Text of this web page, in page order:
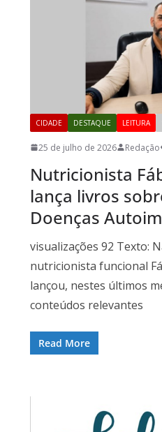
CIDADE DESTAQUE LEITURA
25 de julho de 2026 Redação
Nutricionista
lança livros
Doenças
visualizações 92 Texto:
nutricionista funcional
lançou, nestes últimos
conteúdos relevantes
Read More